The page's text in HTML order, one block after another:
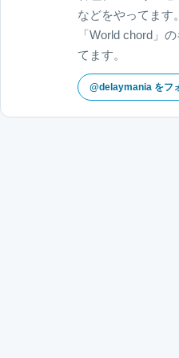
などをやってます
「World chord」
てます。
@delaymania をフ